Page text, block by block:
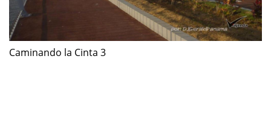
Caminando la Cinta 3